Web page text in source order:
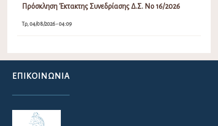
Πρόσκληση Έκτακτης Συνεδρίασης Δ.Σ. Νο 16/2026
Τρ, 04/08/2026 - 04:09
ΕΠΙΚΟΙΝΩΝΊΑ